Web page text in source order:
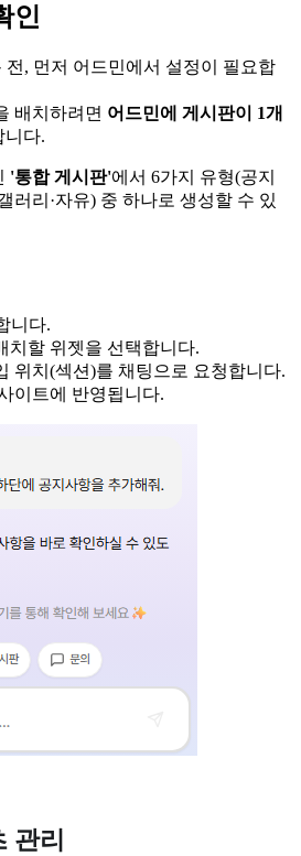
인
, 먼저 어드민에서 설정이 필요합
배치하려면 어드민에 게시판이 1개
니다.
'통합 게시판'에서 6가지 유형(공지
러리·자유) 중 하나로 생성할 수 있
니다.
치할 위젯을 선택합니다.
위치(섹션)를 채팅으로 요청합니다.
이트에 반영됩니다.
관리